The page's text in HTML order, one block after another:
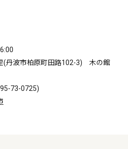
(丹波市柏原町田路102-3) 木の館
73-0725)